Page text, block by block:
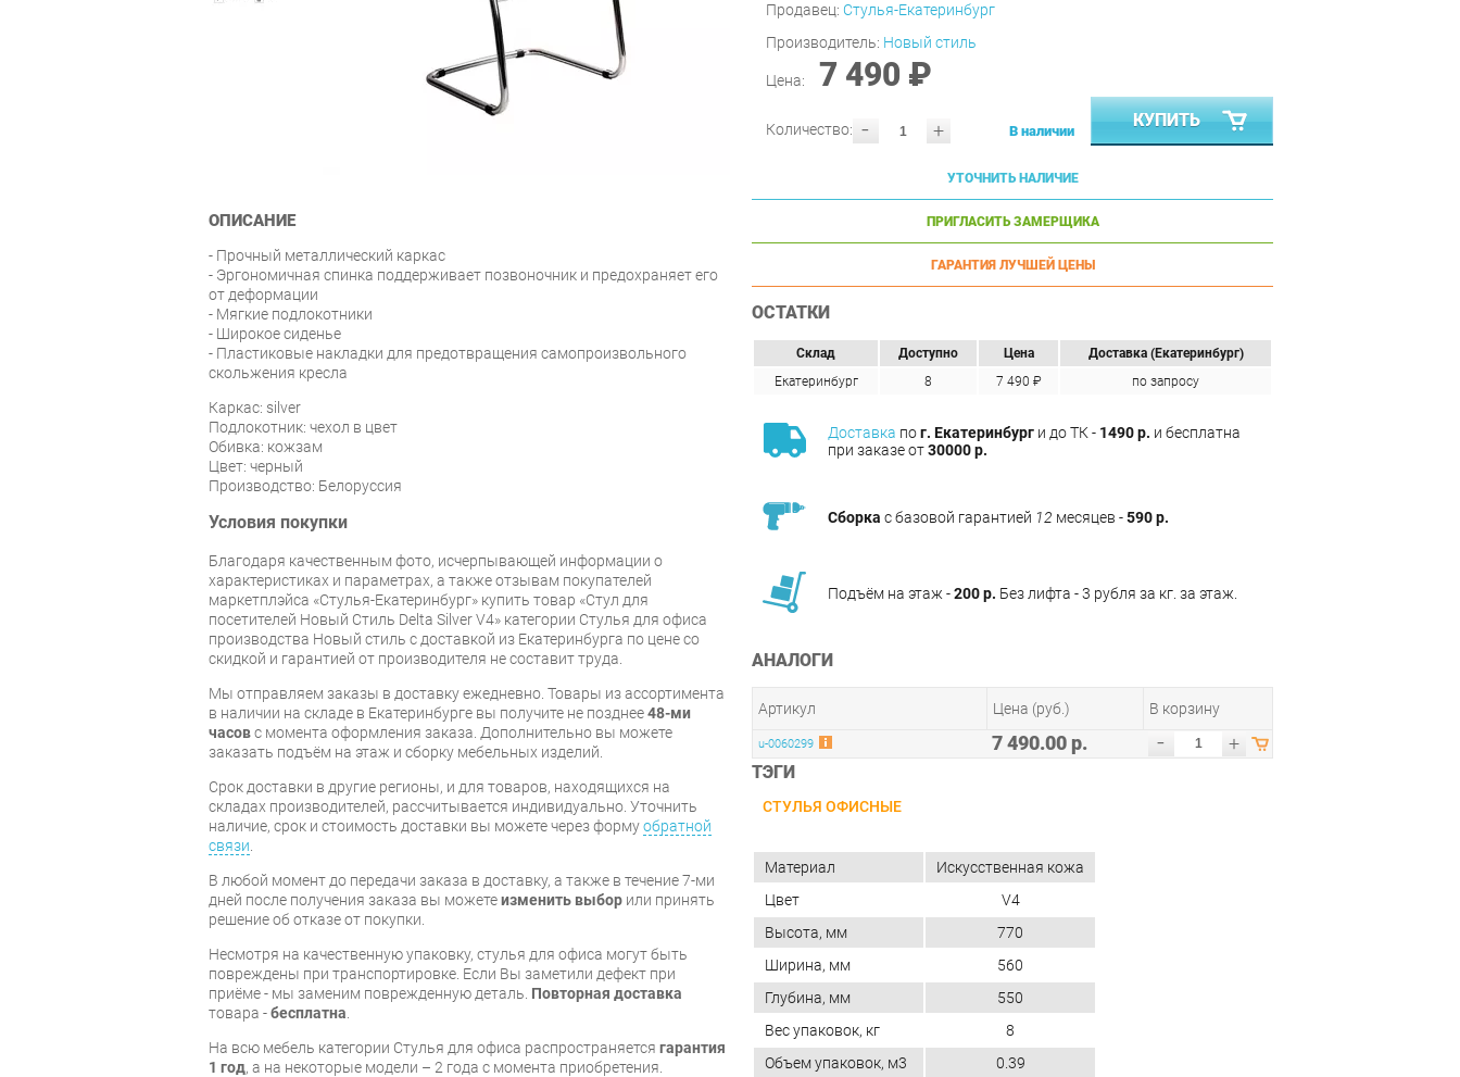
Продавец: Стулья-Екатеринбург
Производитель: Новый стиль
Цена: 7 490 ₽
- +
Количество: В наличии
КУПИТЬ
УТОЧНИТЬ НАЛИЧИЕ
ПРИГЛАСИТЬ ЗАМЕРЩИКА
ГАРАНТИЯ ЛУЧШЕЙ ЦЕНЫ
ОСТАТКИ
Склад Доступно Цена
Доставка (Екатеринбург)
Екатеринбург
8 7 490 ₽ по запросу
Доставка пог. Екатеринбург и до ТК - 1490 р. и бесплатна
при заказе от30000 р.
Сборка с базовой гарантией 12 месяцев -590 р.
Подъём на этаж -200 р. Без лифта - 3 рубля за кг. за этаж.
АНАЛОГИ
Артикул Цена (руб.) В корзину
u-0060299 7 490.00 р. - +
ТЭГИ
СТУЛЬЯ ОФИСНЫЕ
ОПИСАНИЕ
- Прочный металлический каркас
- Эргономичная спинка поддерживает позвоночник и предохраняет его
от деформации
- Мягкие подлокотники
- Широкое сиденье
- Пластиковые накладки для предотвращения самопроизвольного
скольжения кресла
Каркас: silver
Подлокотник: чехол в цвет
Обивка: кожзам
Цвет: черный
Производство: Белоруссия
Условия покупки
Благодаря качественным фото, исчерпывающей информации о
характеристиках и параметрах, а также отзывам покупателей
маркетплэйса «Стулья-Екатеринбург» купить товар «Стул для
посетителей Новый Стиль Delta Silver V4» категории Стулья для офиса
производства Новый стиль с доставкой из Екатеринбурга по цене со
скидкой и гарантией от производителя не составит труда.
Мы отправляем заказы в доставку ежедневно. Товары из ассортимента
в наличии на складе в Екатеринбурге вы получите не позднее48-ми
часовс момента оформления заказа. Дополнительно вы можете
заказать подъём на этаж и сборку мебельных изделий.
Срок доставки в другие регионы, и для товаров, находящихся на
складах производителей, рассчитывается индивидуально. Уточнить
наличие, срок и стоимость доставки вы можете через формуобратной
связи
В любой момент до передачи заказа в доставку, а также в течение 7-ми
дней после получения заказа вы можетеизменить выбор или принять
решение об отказе от покупки.
Несмотря на качественную упаковку, стулья для офиса могут быть
повреждены при транспортировке. Если Вы заметили дефект при
приёме - мы заменим поврежденную деталь. Повторная доставка
товара -бесплатна
На всю мебель категории Стулья для офиса распространяется гарантия
1 год, а на некоторые модели – 2 года с момента приобретения.
Материал
Искусственная кожа
Цвет
V4
Высота, мм
770
Ширина, мм
560
Глубина, мм
550
Вес упаковок, кг
8
Объем упаковок, м3
0.39